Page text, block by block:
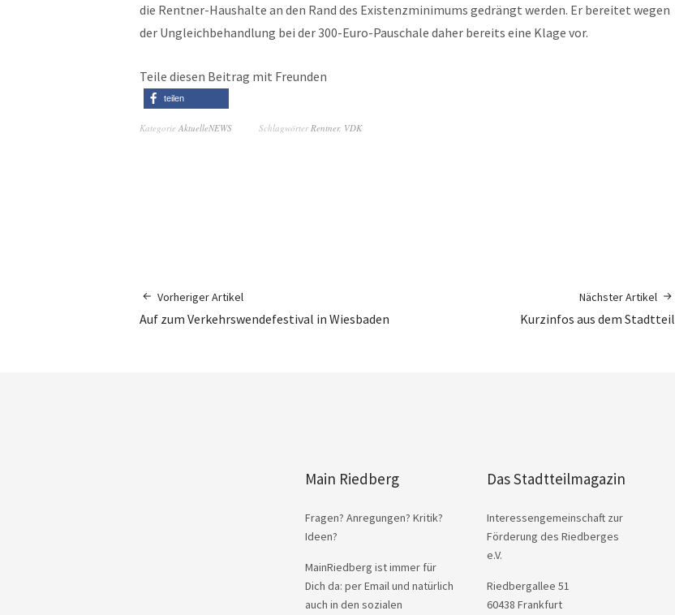
die Rentner-Haushalte an den Rand des Existenzminimums gedrängt werden. Er bereitet wegen
der Ungleichbehandlung bei der 300-Euro-Pauschale daher bereits eine Klage vor.
Teile diesen Beitrag mit Freunden
teilen
Kategorie AktuelleNEWS SchlagwörterRentner, VDK
Vorheriger Artikel
Auf zum Verkehrswendefestival in Wiesbaden
Nächster Artikel
Kurzinfos aus dem Stadtteil
Main Riedberg
Fragen? Anregungen? Kritik?
Ideen?
MainRiedberg ist immer für
Dich da: per Email und natürlich
auch in den sozialen
Das Stadtteilmagazin
Interessengemeinschaft zur
Förderung des Riedberges
e.V.
Riedbergallee 51
60438 Frankfurt